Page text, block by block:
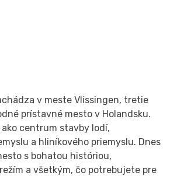
v meste Vlissingen, tretie
prístavné mesto v Holandsku.
centrum stavby lodí,
a hliníkového priemyslu. Dnes
s bohatou históriou,
a všetkým, čo potrebujete pre